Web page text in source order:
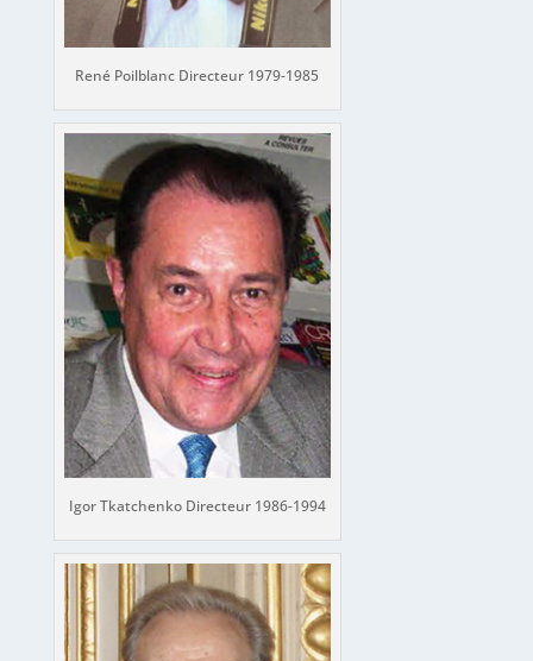
René Poilblanc Directeur 1979-1985
Igor Tkatchenko Directeur 1986-1994